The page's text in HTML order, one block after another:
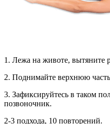
1. Лежа на животе, вытяните
2. Поднимайте верхнюю
3. Зафиксируйтесь в таком
позвоночник.
2-3 подхода, 10 повторений.